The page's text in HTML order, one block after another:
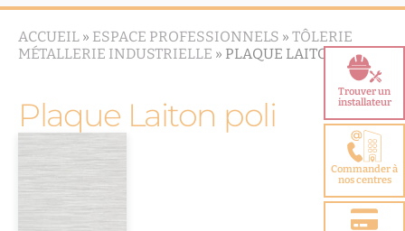
Trouver un
installateur
Commander à
nos centres
ACCUEIL » ESPACE PROFESSIONNELS » TÔLERIE
MÉTALLERIE INDUSTRIELLE » PLAQUE LAITON POLI
Plaque Laiton poli